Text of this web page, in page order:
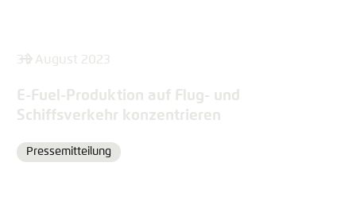
31. August 2023
E-Fuel-Produktion auf Flug- und
Schiffsverkehr konzentrieren
Format
Pressemitteilung